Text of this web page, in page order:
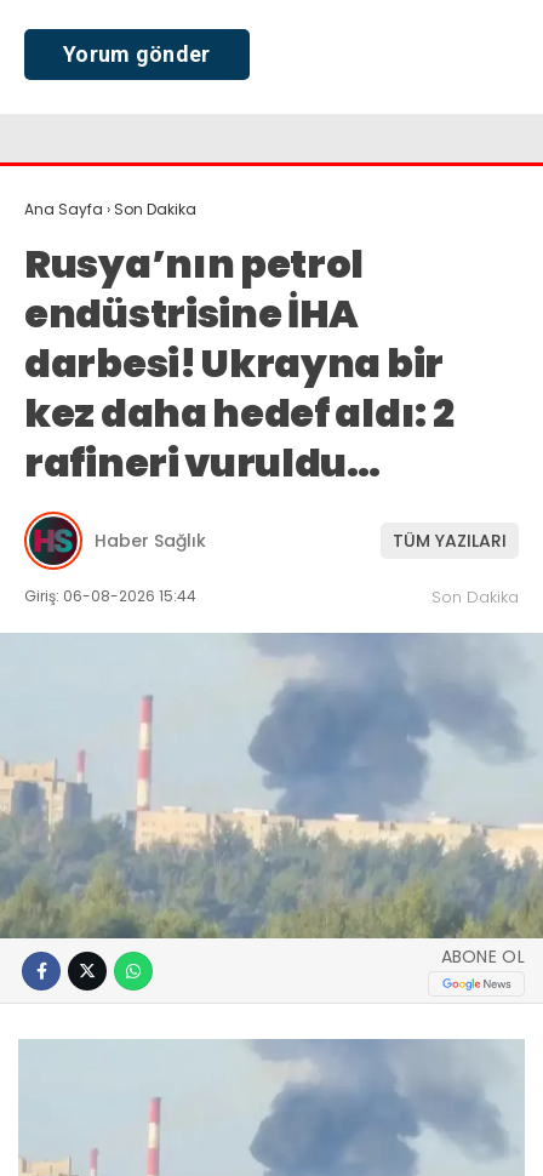
Ana Sayfa › Son Dakika
Rusya’nın petrol
endüstrisine İHA
darbesi! Ukrayna bir
kez daha hedef aldı: 2
rafineri vuruldu…
Haber Sağlık TÜM YAZILARI
Giriş: 06-08-2026 15:44 Son Dakika
ABONE OL